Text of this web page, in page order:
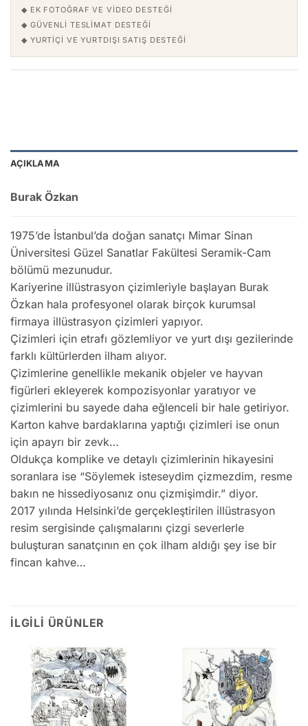
◆ EK FOTOĞRAF VE VIDEO DESTEĞI
◆ GÜVENLI TESLIMAT DESTEĞI
◆ YURTIÇI VE YURTDIŞI SATIŞ DESTEĞI
AÇIKLAMA
Burak Özkan
1975’de İstanbul’da doğan sanatçı Mimar Sinan
Üniversitesi Güzel Sanatlar Fakültesi Seramik-Cam
bölümü mezunudur.
Kariyerine illüstrasyon çizimleriyle başlayan Burak
Özkan hala profesyonel olarak birçok kurumsal
firmaya illüstrasyon çizimleri yapıyor.
Çizimleri için etrafı gözlemliyor ve yurt dışı gezilerinde
farklı kültürlerden ilham alıyor.
Çizimlerine genellikle mekanik objeler ve hayvan
figürleri ekleyerek kompozisyonlar yaratıyor ve
çizimlerini bu sayede daha eğlenceli bir hale getiriyor.
Karton kahve bardaklarına yaptığı çizimleri ise onun
için apayrı bir zevk…
Oldukça komplike ve detaylı çizimlerinin hikayesini
soranlara ise “Söylemek isteseydim çizmezdim, resme
bakın ne hissediyosanız onu çizmişimdir.” diyor.
2017 yılında Helsinki’de gerçekleştirilen illüstrasyon
resim sergisinde çalışmalarını çizgi severlerle
buluşturan sanatçının en çok ilham aldığı şey ise bir
fincan kahve…
İLGILI ÜRÜNLER